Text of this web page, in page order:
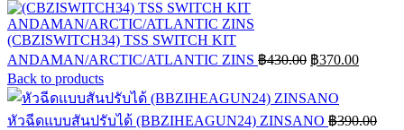
(CBZISWITCH34) TSS SWITCH KIT
ANDAMAN/ARCTIC/ATLANTIC ZINS ฿430.00 Original
price
฿430.00.
฿370.00Current
price
Back to products
หัวฉีดแบบสันปรับได้ (BBZIHEAGUN24) ZINSANO ฿390.00